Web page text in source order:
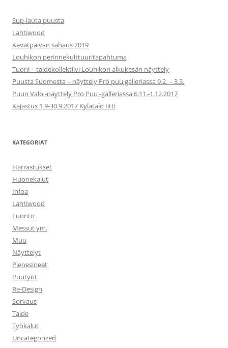
Sup-lauta puusta
Lahtiwood
Kevätpäivän sahaus 2019
Louhikon perinnekulttuuritapahtuma
Tuoni – taidekollektiivi Louhikon alkukesän näyttely
Puusta Suomesta – näyttely Pro puu galleriassa 9.2. – 3.3.
Puun Valo -näyttely Pro Puu -galleriassa 6.11.-1.12.2017
Kajastus 1.9-30.9.2017 Kylätalo Iitti
KATEGORIAT
Harrastukset
Huonekalut
Infoa
Lahtiwood
Luonto
Messut ym.
Muu
Näyttelyt
Pienesineet
Puutyöt
Re-Design
Sorvaus
Taide
Työkalut
Uncategorized